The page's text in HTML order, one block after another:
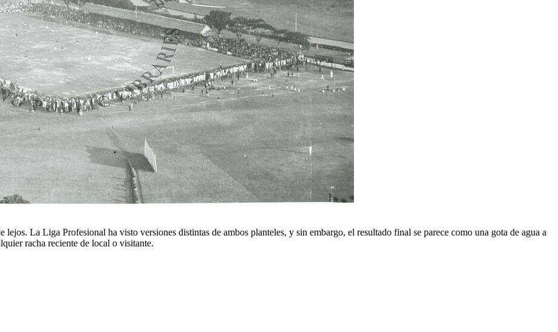
La Liga Profesional ha visto versiones distintas de ambos planteles, y sin embargo, el resultado final se parece como una gota de agua a
racha reciente de local o visitante.